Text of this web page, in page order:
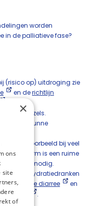
worden
in de palliatieve fase?
(risico op) uitdroging zie
en derichtlijn
om dunne
(bijvoorbeeld bij veel
korte darm is een ruime
per dag) nodig.
orale rehydratiedranken
Acute diarree
en
.
×
ons
site
of